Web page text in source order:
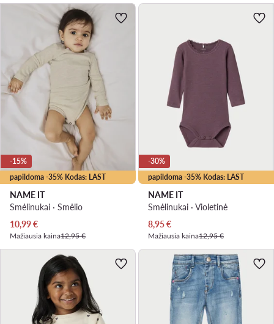
papildoma -35% Kodas: LAST
-15%
NAME IT
Smėlinukai · Smėlio
Dabartinė kaina
10,99€
Mažiausia kaina12,95 €
papildoma -35% Kodas: LAST
-30%
NAME IT
Smėlinukai · Violetinė
Dabartinė kaina
8,95€
Mažiausia kaina12,95 €